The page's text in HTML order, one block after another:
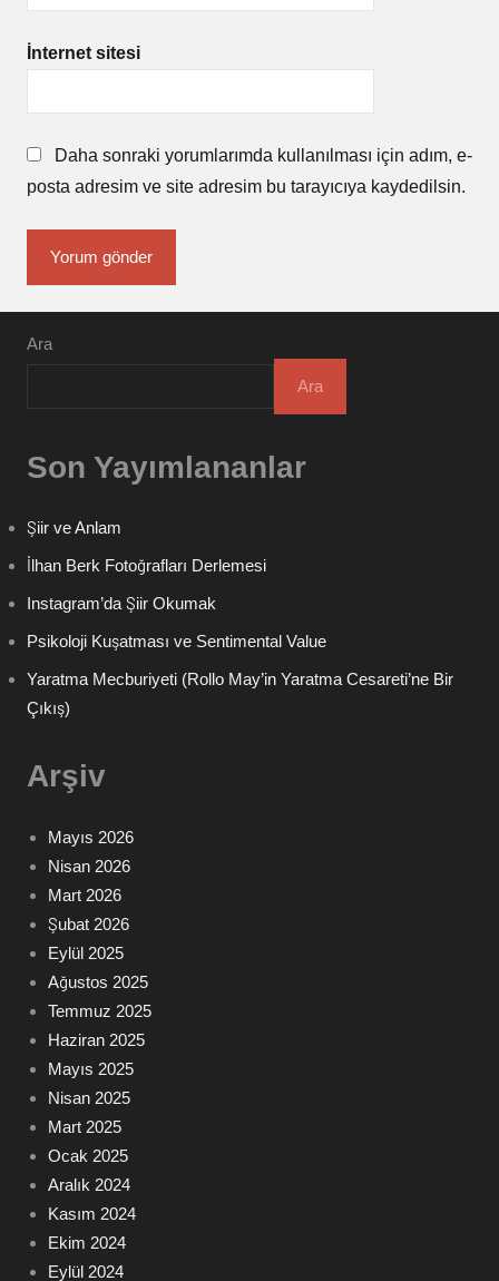
İnternet sitesi
Daha sonraki yorumlarımda kullanılması için adım, e-
posta adresim ve site adresim bu tarayıcıya kaydedilsin.
Ara
Ara
Son Yayımlananlar
Şiir ve Anlam
İlhan Berk Fotoğrafları Derlemesi
Instagram’da Şiir Okumak
Psikoloji Kuşatması ve Sentimental Value
Yaratma Mecburiyeti (Rollo May’in Yaratma Cesareti’ne Bir
Çıkış)
Arşiv
Mayıs 2026
Nisan 2026
Mart 2026
Şubat 2026
Eylül 2025
Ağustos 2025
Temmuz 2025
Haziran 2025
Mayıs 2025
Nisan 2025
Mart 2025
Ocak 2025
Aralık 2024
Kasım 2024
Ekim 2024
Eylül 2024